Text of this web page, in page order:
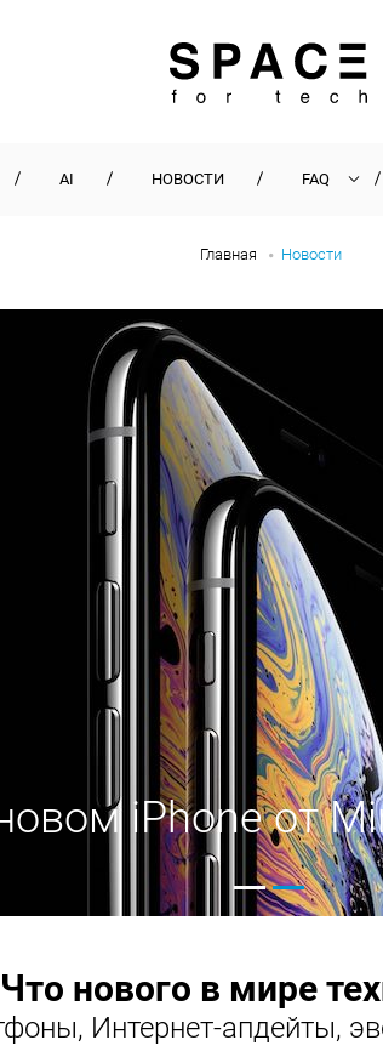
AI НОВОСТИ FAQ
Главная Новости
iPhone от
Что нового в мире
Интернет-апдейты,